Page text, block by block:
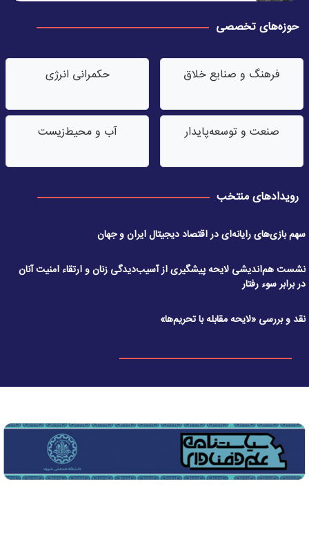
حوزه‌های تخصصی
فرهنگ و صنایع خلاق حکمرانی انرژی
صنعت‌ و توسعه‌پایدار آب‌ و محیط‌زیست
رویدادهای منتخب
سهم بازی‌های رایانه‌ای در اقتصاد دیجیتال ایران و جهان
نشست هم‌اندیشی لایحه پیشگیری از آسیب‌دیدگی زنان و ارتقاء امنیت آنان
در برابر سوء رفتار
نقد و بررسی «لایحه مقابله با تحریم‌ها»